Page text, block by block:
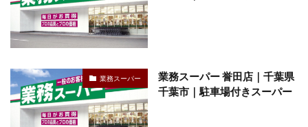
業務スーパー
業務スーパー 誉田店｜千葉県
千葉市｜駐車場付きスーパー